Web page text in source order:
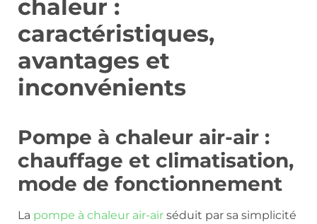
chaleur :
caractéristiques,
avantages et
inconvénients
Pompe à chaleur air-air :
chauffage et climatisation,
mode de fonctionnement
La pompe à chaleur air-air séduit par sa simplicité